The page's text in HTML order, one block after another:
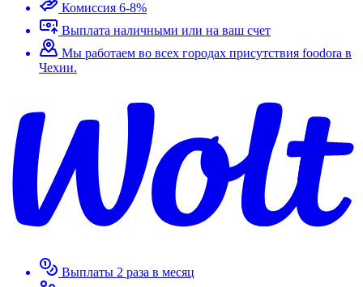
Комиссия 6-8%
Выплата наличными или на ваш счет
Мы работаем во всех городах присутствия foodora в
Чехии.
Выплаты 2 раза в месяц